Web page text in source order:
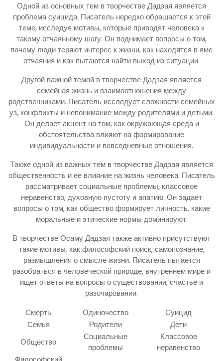
Одной из основных тем в творчестве Дадзая является
проблема суицида. Писатель нередко обращается к этой
теме, исследуя мотивы, которые приводят человека к
такому отчаянному шагу. Он поднимает вопросы о том,
почему люди теряют интерес к жизни, как находятся в яме
отчаяния и как пытаются найти выход из ситуации.
Другой важной темой в творчестве Дадзая является
семейная жизнь и взаимоотношения между
родственниками. Писатель исследует сложности семейных
уз, конфликты и непонимание между родителями и детьми.
Он делает акцент на том, как окружающая среда и
обстоятельства влияют на формирование
индивидуальности и повседневные отношения.
Также одной из важных тем в творчестве Дадзая является
общественность и ее влияние на жизнь человека. Писатель
рассматривает социальные проблемы, классовое
неравенство, духовную пустоту и апатию. Он задает
вопросы о том, как общество формирует личность, какие
моральные и этические нормы доминируют.
В творчестве Осаму Дадзая также активно присутствуют
такие мотивы, как философский поиск, самопознание,
размышления о смысле жизни. Писатель пытается
разобраться в человеческой природе, внутреннем мире и
ищет ответы на вопросы о существовании, счастье и
разочаровании.
Смерть
Одиночество
Суицид
Семья
Родители
Дети
Общество
Социальные
проблемы
Классовое
неравенство